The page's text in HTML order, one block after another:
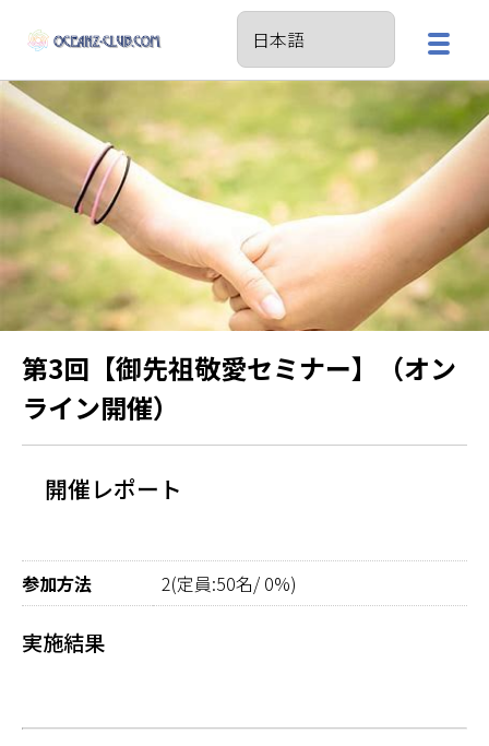
第3回【御先祖敬愛セミナー】（オン
ライン開催）
開催レポート
参加方法 2(定員:50名/ 0%)
実施結果